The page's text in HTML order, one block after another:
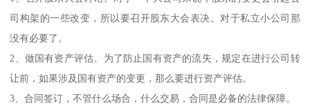
司构架的一些改变，所以要召开股东大会表决。对于私立小公司那
没有必要了。
2、做国有资产评估。为了防止国有资产的流失，规定在进行公司转
让前，如果涉及国有资产的变更，那么要进行资产评估。
3、合同签订，不管什么场合，什么交易，合同是必备的法律保障。